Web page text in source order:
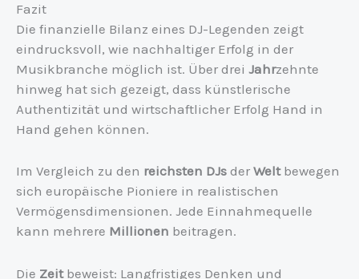
Fazit
Die finanzielle Bilanz eines DJ-Legenden zeigt
eindrucksvoll, wie nachhaltiger Erfolg in der
Musikbranche möglich ist. Über drei Jahrzehnte
hinweg hat sich gezeigt, dass künstlerische
Authentizität und wirtschaftlicher Erfolg Hand in
Hand gehen können.
Im Vergleich zu den reichsten DJs der Weltbewegen
sich europäische Pioniere in realistischen
Vermögensdimensionen. Jede Einnahmequelle
kann mehrere Millionen beitragen.
Die Zeitbeweist: Langfristiges Denken und